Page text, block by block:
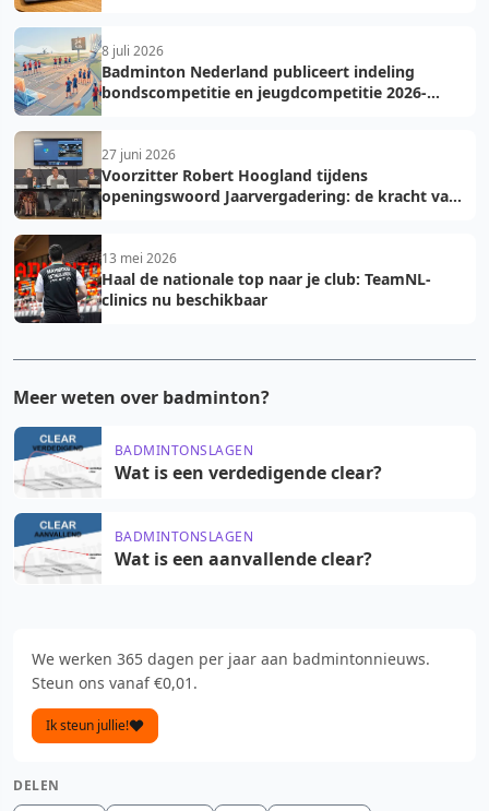
8 juli 2026
Badminton Nederland publiceert indeling
bondscompetitie en jeugdcompetitie 2026-
27 juni 2026
Voorzitter Robert Hoogland tijdens
openingswoord Jaarvergadering: de kracht van
13 mei 2026
Haal de nationale top naar je club: TeamNL-
clinics nu beschikbaar
Meer weten over badminton?
BADMINTONSLAGEN
Wat is een verdedigende clear?
BADMINTONSLAGEN
Wat is een aanvallende clear?
We werken 365 dagen per jaar aan badmintonnieuws.
Steun ons vanaf €0,01.
Ik steun jullie!
DELEN